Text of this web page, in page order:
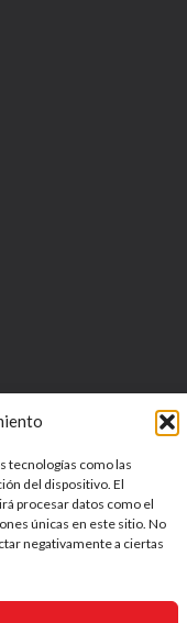
tecnologías como las
del dispositivo. El
procesar datos como el
únicas en este sitio. No
negativamente a ciertas
© 2025
Personales